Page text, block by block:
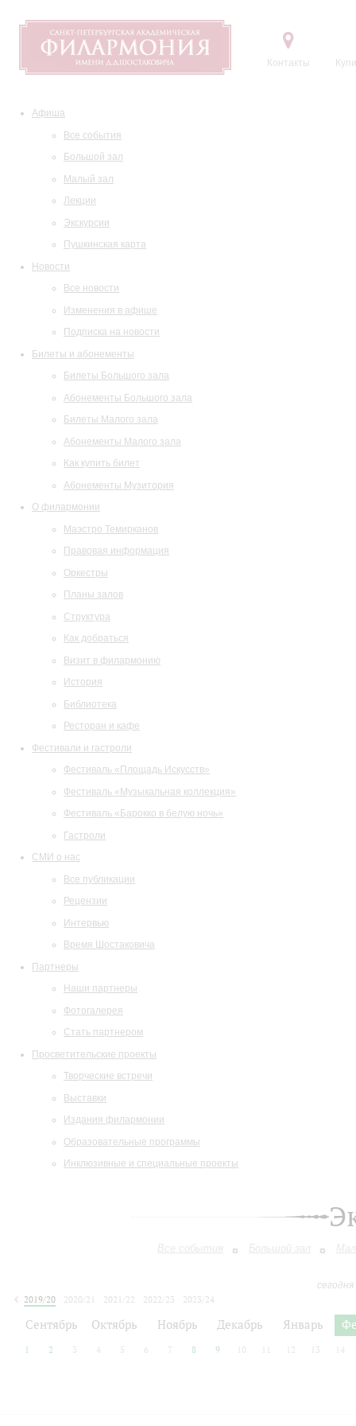
Контакты
Афиша
Все события
Большой зал
Малый зал
Лекции
Экскурсии
Пушкинская карта
Новости
Все новости
Изменения в афише
Подписка на новости
Билеты и абонементы
Билеты Большого зала
Абонементы Большого зала
Билеты Малого зала
Абонементы Малого зала
Как купить билет
Абонементы Музитория
О филармонии
Маэстро Темирканов
Правовая информация
Оркестры
Планы залов
Структура
Как добраться
Визит в филармонию
История
Библиотека
Ресторан и кафе
Фестивали и гастроли
Фестиваль «Площадь Искусств»
Фестиваль «Музыкальная коллекция»
Фестиваль «Барокко в белую ночь»
Гастроли
СМИ о нас
Все публикации
Рецензии
Интервью
Время Шостаковича
Партнеры
Наши партнеры
Фотогалерея
Стать партнером
Просветительские проекты
Творческие встречи
Выставки
Издания филармонии
Образовательные программы
Инклюзивные и специальные проекты
Все события Большой зал
2019/20
2020/21 2021/22 2022/23
2023/24
Сентябрь Октябрь Ноябрь Декабрь Январь
1 2 3 4 5 6 7 8 9 10 12 13 14